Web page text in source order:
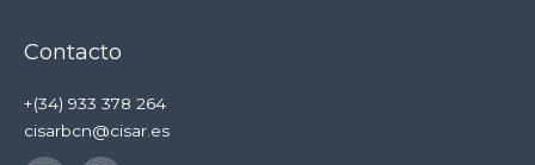
Contacto
+(34) 933 378 264
cisarbcn@cisar.es